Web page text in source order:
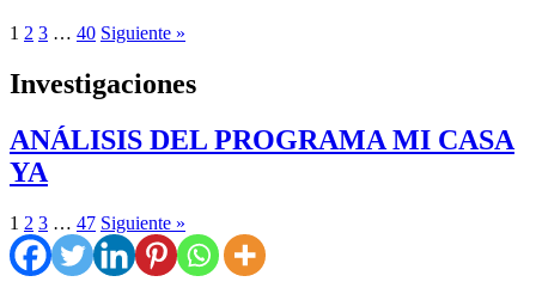
1 2 3 … 40 Siguiente »
Investigaciones
ANÁLISIS DEL PROGRAMA MI CASA
YA
1 2 3 … 47 Siguiente »